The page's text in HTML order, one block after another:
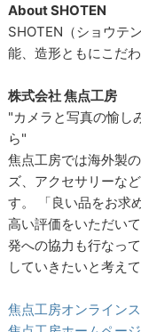
About SHOTEN
SHOTEN（ショウテ
能、造形ともにこだ
株式会社 焦点工房
"カメラと写真の愉し
ら"
焦点工房では海外製
ズ、アクセサリーな
す。 「良い品をお求
高い評価をいただい
発への協力も行なっ
していきたいと考えて
焦点工房オンライン